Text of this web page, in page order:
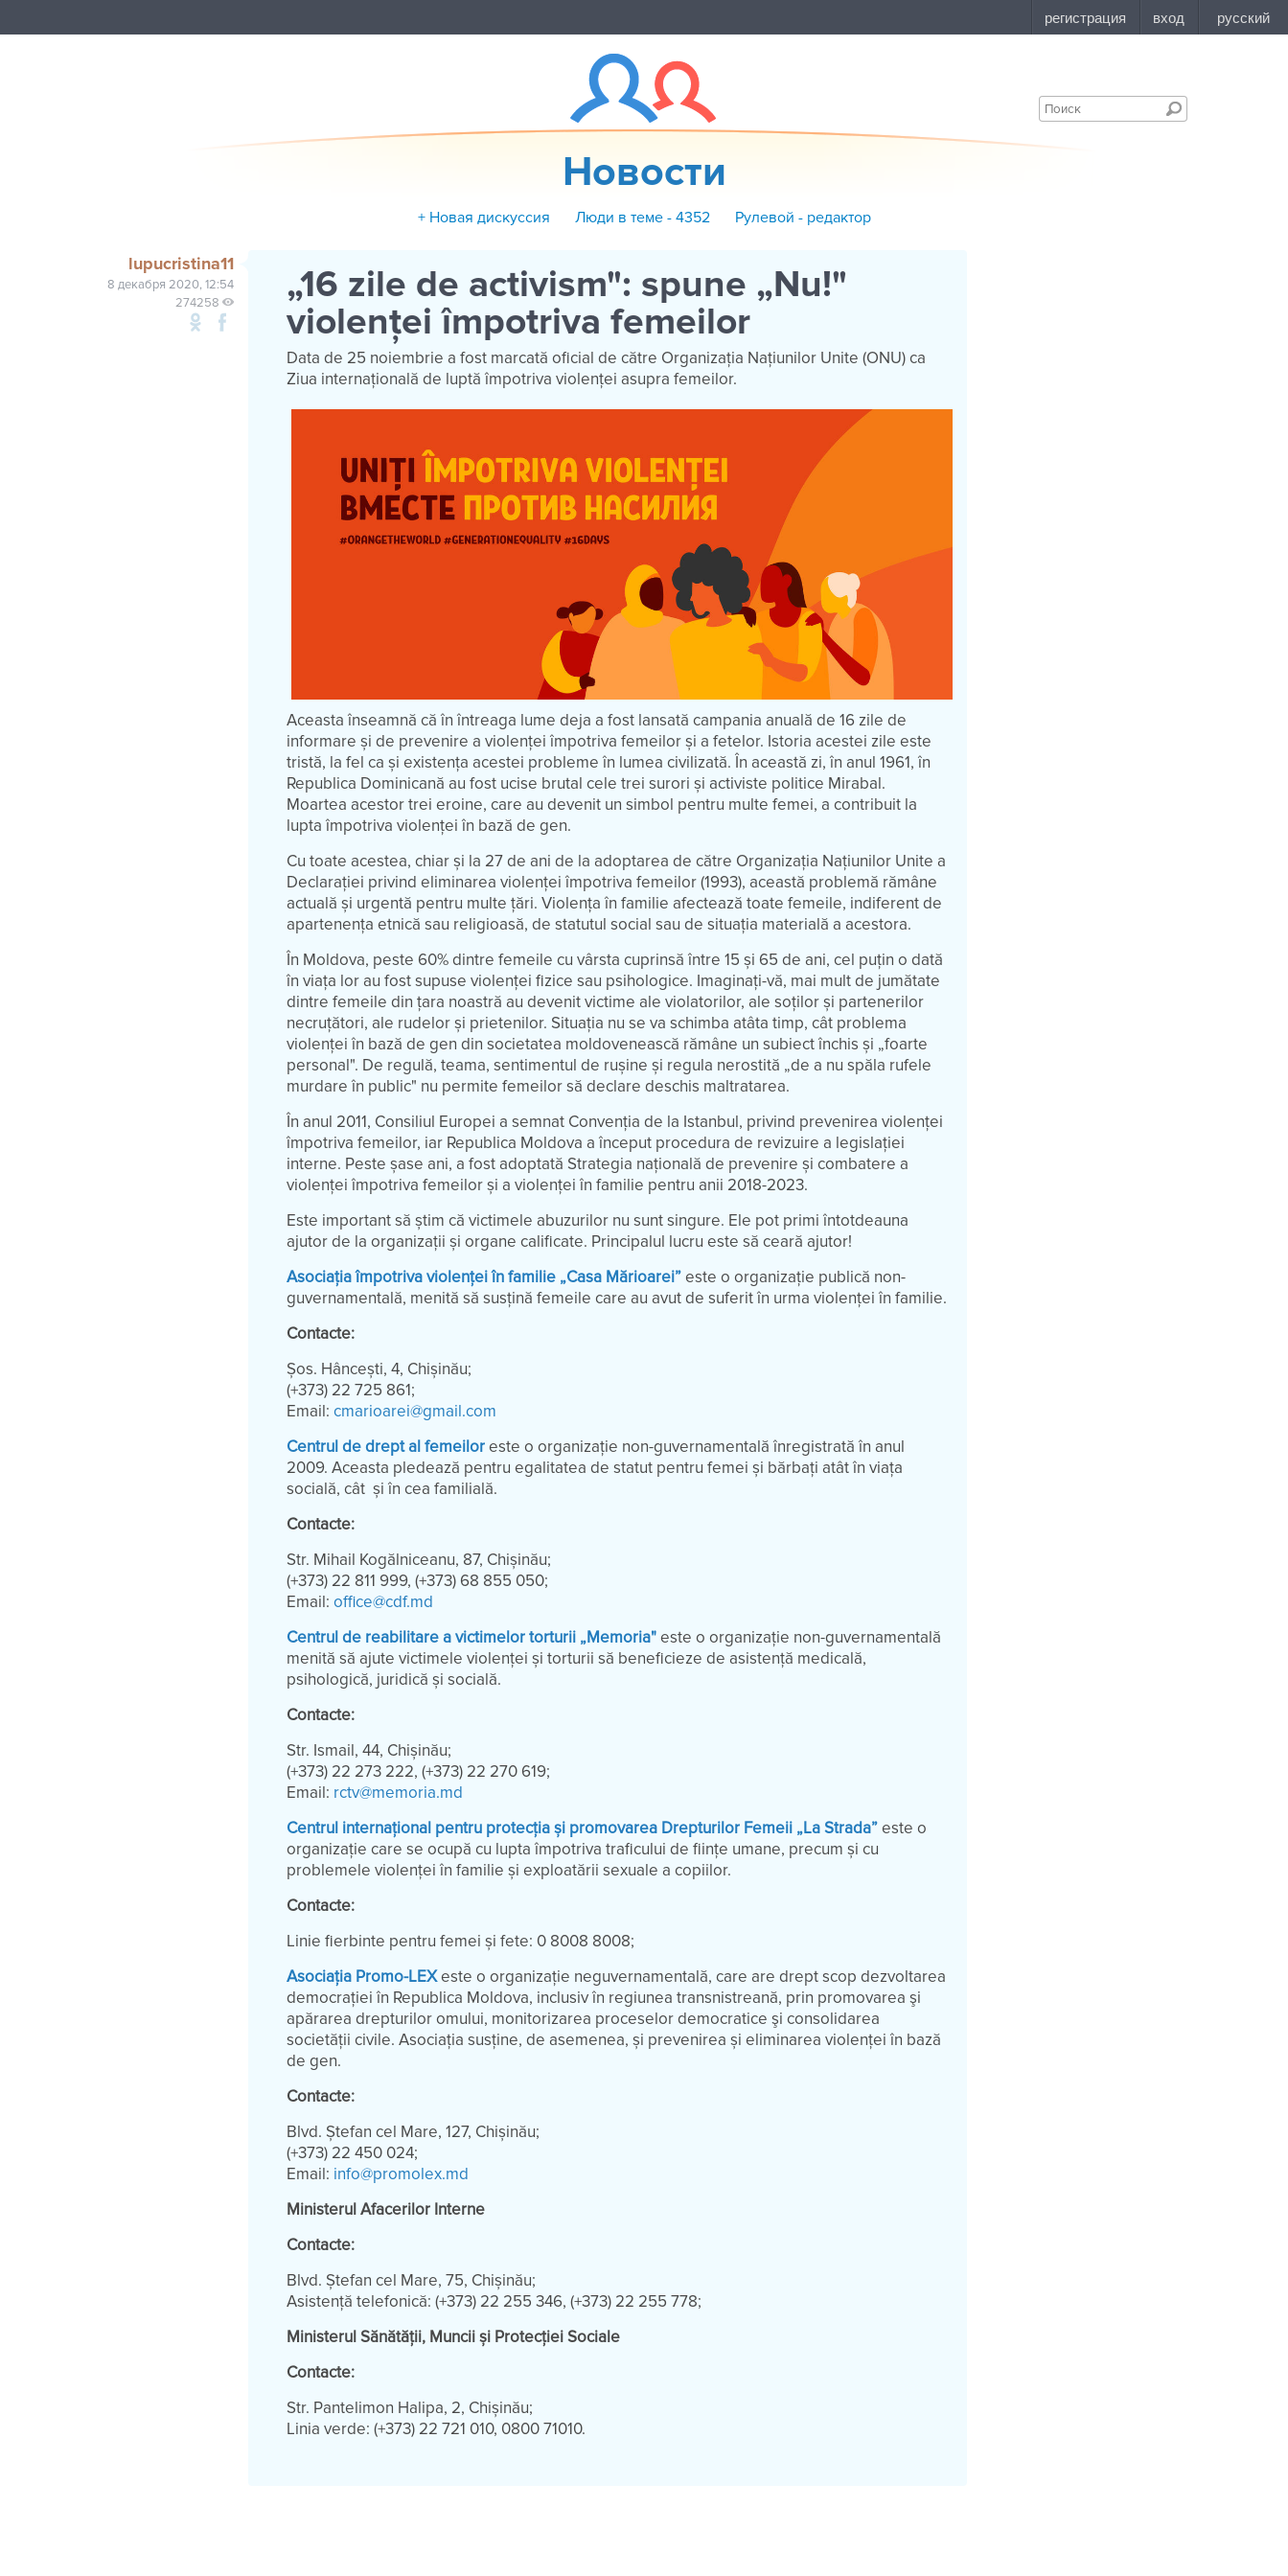
Новости
+ Новая дискуссия Люди в теме - 4352 Рулевой - редактор
lupucristina11
8 декабря 2020, 12:54
274258
„16 zile de activism": spune „Nu!"
violenței împotriva femeilor
Data de 25 noiembrie a fost marcată oficial de către Organizația Națiunilor Unite (ONU) ca
Ziua internațională de luptă împotriva violenței asupra femeilor.
Aceasta înseamnă că în întreaga lume deja a fost lansată campania anuală de 16 zile de
informare și de prevenire a violenței împotriva femeilor și a fetelor. Istoria acestei zile este
tristă, la fel ca și existența acestei probleme în lumea civilizată. În această zi, în anul 1961, în
Republica Dominicană au fost ucise brutal cele trei surori și activiste politice Mirabal.
Moartea acestor trei eroine, care au devenit un simbol pentru multe femei, a contribuit la
lupta împotriva violenței în bază de gen.
Cu toate acestea, chiar și la 27 de ani de la adoptarea de către Organizația Națiunilor Unite a
Declarației privind eliminarea violenței împotriva femeilor (1993), această problemă rămâne
actuală și urgentă pentru multe țări. Violența în familie afectează toate femeile, indiferent de
apartenența etnică sau religioasă, de statutul social sau de situația materială a acestora.
În Moldova, peste 60% dintre femeile cu vârsta cuprinsă între 15 și 65 de ani, cel puțin o dată
în viața lor au fost supuse violenței fizice sau psihologice. Imaginați-vă, mai mult de jumătate
dintre femeile din țara noastră au devenit victime ale violatorilor, ale soților și partenerilor
necruțători, ale rudelor și prietenilor. Situația nu se va schimba atâta timp, cât problema
violenței în bază de gen din societatea moldovenească rămâne un subiect închis și „foarte
personal". De regulă, teama, sentimentul de rușine și regula nerostită „de a nu spăla rufele
murdare în public" nu permite femeilor să declare deschis maltratarea.
În anul 2011, Consiliul Europei a semnat Convenția de la Istanbul, privind prevenirea violenței
împotriva femeilor, iar Republica Moldova a început procedura de revizuire a legislației
interne. Peste șase ani, a fost adoptată Strategia națională de prevenire și combatere a
violenței împotriva femeilor și a violenței în familie pentru anii 2018-2023.
Este important să știm că victimele abuzurilor nu sunt singure. Ele pot primi întotdeauna
ajutor de la organizații și organe calificate. Principalul lucru este să ceară ajutor!
Asociația împotriva violenței în familie „Casa Mărioarei”este o organizație publică non-
guvernamentală, menită să susțină femeile care au avut de suferit în urma violenței în familie.
Contacte:
Șos. Hâncești, 4, Chișinău;
(+373) 22 725 861;
Email:cmarioarei@gmail.com
Centrul de drept al femeilor este o organizație non-guvernamentală înregistrată în anul
2009. Aceasta pledează pentru egalitatea de statut pentru femei și bărbați atât în viața
socială, cât și în cea familială.
Contacte:
Str. Mihail Kogălniceanu, 87, Chișinău;
(+373) 22 811 999, (+373) 68 855 050;
Email:office@cdf.md
Centrul de reabilitare a victimelor torturii „Memoria"este o organizație non-guvernamentală
menită să ajute victimele violenței și torturii să beneficieze de asistență medicală,
psihologică, juridică și socială.
Contacte:
Str. Ismail, 44, Chișinău;
(+373) 22 273 222, (+373) 22 270 619;
Email: rctv@memoria.md
Centrul internațional pentru protecția și promovarea Drepturilor Femeii „La Strada” este o
organizație care se ocupă cu lupta împotriva traficului de ființe umane, precum și cu
problemele violenței în familie și exploatării sexuale a copiilor.
Contacte:
Linie fierbinte pentru femei și fete: 0 8008 8008;
Asociația Promo-LEXeste o organizație neguvernamentală, care are drept scop dezvoltarea
democrației în Republica Moldova, inclusiv în regiunea transnistreană, prin promovarea şi
apărarea drepturilor omului, monitorizarea proceselor democratice şi consolidarea
societății civile. Asociația susține, de asemenea, și prevenirea și eliminarea violenței în bază
de gen.
Contacte:
Blvd. Ștefan cel Mare, 127, Chișinău;
(+373) 22 450 024;
Email: info@promolex.md
Ministerul Afacerilor Interne
Contacte:
Blvd. Ștefan cel Mare, 75, Chișinău;
Asistență telefonică: (+373) 22 255 346, (+373) 22 255 778;
Ministerul Sănătății, Muncii și Protecției Sociale
Contacte:
Str. Pantelimon Halipa, 2, Chișinău;
Linia verde: (+373) 22 721 010, 0800 71010.